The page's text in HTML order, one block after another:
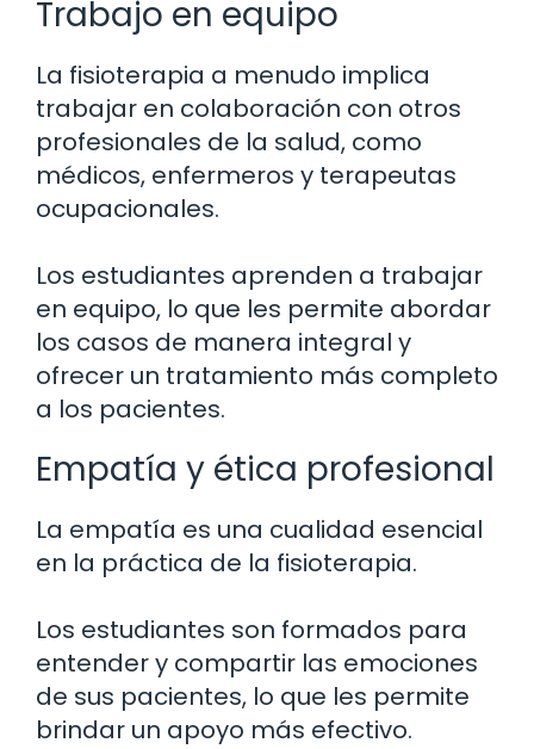
Trabajo en equipo
La fisioterapia a menudo implica
trabajar en colaboración con otros
profesionales de la salud, como
médicos, enfermeros y terapeutas
ocupacionales.
Los estudiantes aprenden a trabajar
en equipo, lo que les permite abordar
los casos de manera integral y
ofrecer un tratamiento más completo
a los pacientes.
Empatía y ética profesional
La empatía es una cualidad esencial
en la práctica de la fisioterapia.
Los estudiantes son formados para
entender y compartir las emociones
de sus pacientes, lo que les permite
brindar un apoyo más efectivo.